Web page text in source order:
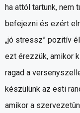
ha attól tartunk, nem
befejezni és ezért
„jó stressz” pozitív
ezt érezzük, amikor
ragad a
készülünk az esti
amikor a